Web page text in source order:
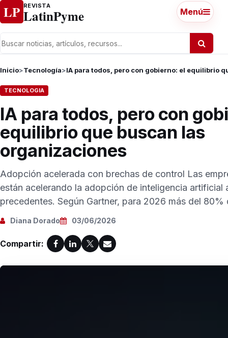
Ir al contenido
LP REVISTA
LatinPyme Menú
Inicio>Tecnología>IA para todos, pero con gobierno: el equilibrio
TECNOLOGIA
IA para todos, pero con
equilibrio que buscan las
organizaciones
Adopción acelerada con brechas de control Las
están acelerando la adopción de inteligencia artificial
precedentes. Según Gartner, para 2026 más del 80%
Diana Dorado 03/06/2026
Compartir: